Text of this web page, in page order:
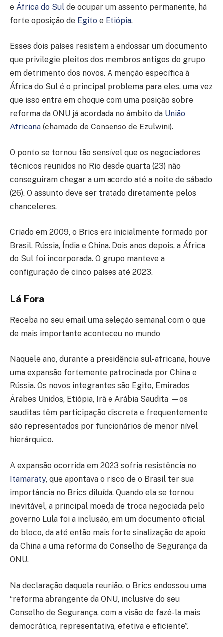
e África do Sul de ocupar um assento permanente, há
forte oposição de Egito e Etiópia.
Esses dois países resistem a endossar um documento
que privilegie pleitos dos membros antigos do grupo
em detrimento dos novos. A menção específica à
África do Sul é o principal problema para eles, uma vez
que isso entra em choque com uma posição sobre
reforma da ONU já acordada no âmbito da União
Africana (chamado de Consenso de Ezulwini).
O ponto se tornou tão sensível que os negociadores
técnicos reunidos no Rio desde quarta (23) não
conseguiram chegar a um acordo até a noite de sábado
(26). O assunto deve ser tratado diretamente pelos
chanceleres.
Criado em 2009, o Brics era inicialmente formado por
Brasil, Rússia, Índia e China. Dois anos depois, a África
do Sul foi incorporada. O grupo manteve a
configuração de cinco países até 2023.
Lá Fora
Receba no seu email uma seleção semanal com o que
de mais importante aconteceu no mundo
Naquele ano, durante a presidência sul-africana, houve
uma expansão fortemente patrocinada por China e
Rússia. Os novos integrantes são Egito, Emirados
Árabes Unidos, Etiópia, Irã e Arábia Saudita —os
sauditas têm participação discreta e frequentemente
são representados por funcionários de menor nível
hierárquico.
A expansão ocorrida em 2023 sofria resistência no
Itamaraty, que apontava o risco de o Brasil ter sua
importância no Brics diluída. Quando ela se tornou
inevitável, a principal moeda de troca negociada pelo
governo Lula foi a inclusão, em um documento oficial
do bloco, da até então mais forte sinalização de apoio
da China a uma reforma do Conselho de Segurança da
ONU.
Na declaração daquela reunião, o Brics endossou uma
“reforma abrangente da ONU, inclusive do seu
Conselho de Segurança, com a visão de fazê-la mais
democrática, representativa, efetiva e eficiente”.